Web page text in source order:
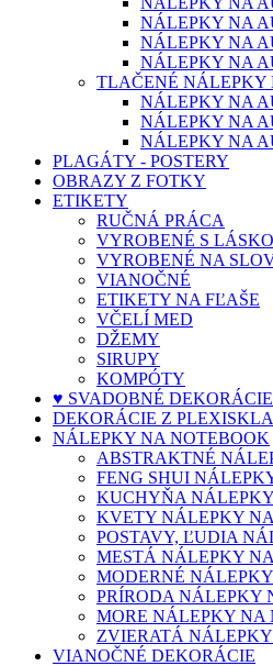
NÁLEPKY NA
NÁLEPKY NA
NÁLEPKY NA
TLAČENÉ NÁLEPKY
NÁLEPKY NA
NÁLEPKY NA
NÁLEPKY NA
PLAGÁTY - POSTERY
OBRAZY Z FOTKY
ETIKETY
RUČNÁ PRÁCA
VYROBENÉ S
VYROBENÉ NA
VIANOČNÉ
ETIKETY NA FĽAŠE
VČELÍ MED
DŽEMY
SIRUPY
KOMPÓTY
♥ SVADOBNÉ
DEKORÁCIE Z PLEXISKLA
NÁLEPKY NA NOTEBOOK
ABSTRAKTNÉ
FENG SHUI
KUCHYŇA
KVETY NÁLEPKY
POSTAVY, ĽUDIA
MESTÁ NÁLEPKY
MODERNÉ
PRÍRODA NÁLEPKY
MORE NÁLEPKY NA
ZVIERATÁ
VIANOČNÉ DEKORÁCIE